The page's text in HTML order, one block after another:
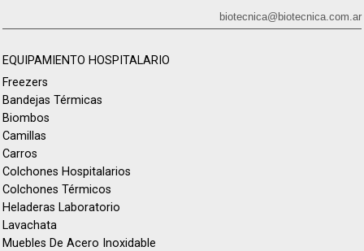
biotecnica@biotecnica.com.ar
EQUIPAMIENTO HOSPITALARIO
Freezers
Bandejas Térmicas
Biombos
Camillas
Carros
Colchones Hospitalarios
Colchones Térmicos
Heladeras Laboratorio
Lavachata
Muebles De Acero Inoxidable